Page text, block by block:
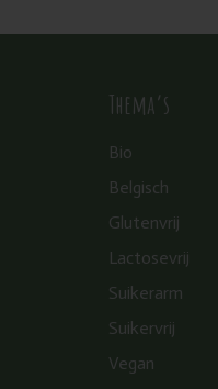
Thema’s
Bio
Belgisch
Glutenvrij
Lactosevrij
Suikerarm
Suikervrij
Vegan